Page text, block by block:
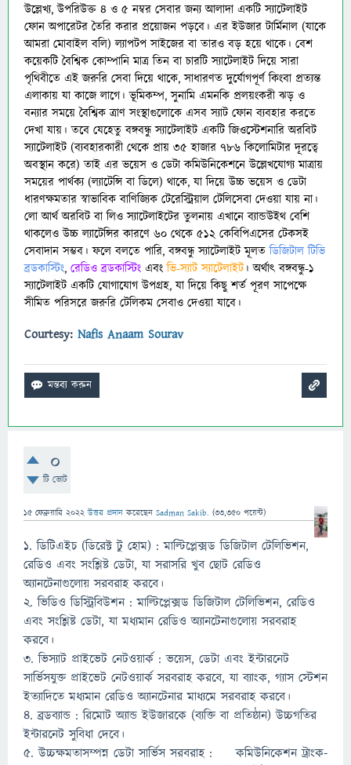
উল্লেখ্য, উপরিউক্ত ৪ ও ৫ নম্বর সেবার জন্য আলাদা একটি স্যাটেলাইট
ফোন অপারেটর তৈরি করার প্রয়োজন পড়বে। এর ইউজার টার্মিনাল (যাকে
আমরা মোবাইল বলি) ল্যাপটপ সাইজের বা তারও বড় হয়ে থাকে। বেশ
কয়েকটি বৈশ্বিক কোম্পানি মাত্র তিন বা চারটি স্যাটেলাইট দিয়ে সারা
পৃথিবীতে এই জরুরি সেবা দিয়ে থাকে, সাধারণত দুর্যোগপূর্ণ কিংবা প্রত্যন্ত
এলাকায় যা কাজে লাগে। ভূমিকম্প, সুনামি এমনকি প্রলয়ংকরী ঝড় ও
বন্যার সময়ে বৈশ্বিক ত্রাণ সংস্থাগুলোকে এসব স্যাট ফোন ব্যবহার করতে
দেখা যায়। তবে যেহেতু বঙ্গবন্ধু স্যাটেলাইট একটি জিওস্টেশনারি অরবিট
স্যাটেলাইট (ব্যবহারকারী থেকে প্রায় ৩৫ হাজার ৭৮৬ কিলোমিটার দূরত্বে
অবস্থান করে) তাই এর ভয়েস ও ডেটা কমিউনিকেশনে উল্লেখযোগ্য মাত্রায়
সময়ের পার্থক্য (ল্যাটেন্সি বা ডিলে) থাকে, যা দিয়ে উচ্চ ভয়েস ও ডেটা
ধারণক্ষমতার স্বাভাবিক বাণিজ্যিক টেরেস্ট্রিয়াল টেলিসেবা দেওয়া যায় না।
লো আর্থ অরবিট বা লিও স্যাটেলাইটের তুলনায় এখানে ব্যান্ডউইথ বেশি
থাকলেও উচ্চ ল্যাটেন্সির কারণে ৬০ থেকে ৫১২ কেবিপিএসের টেকসই
সেবাদান সম্ভব। ফলে বলতে পারি, বঙ্গবন্ধু স্যাটেলাইট মূলতডিজিটাল টিভি
ব্রডকাস্টিং, রেডিও ব্রডকাস্টিং এবংভি-স্যাট স্যাটেলাইট। অর্থাৎ বঙ্গবন্ধু-১
স্যাটেলাইট একটি যোগাযোগ উপগ্রহ, যা দিয়ে কিছু শর্ত পূরণ সাপেক্ষে
সীমিত পরিসরে জরুরি টেলিকম সেবাও দেওয়া যাবে।
Courtesy: Nafis Anaam Sourav
0
টি ভোট
15 ফেব্রুয়ারি 2022 উত্তর প্রদান করেছেন Sadman Sakib. (33,350 পয়েন্ট)
১. ডিটিএইচ (ডিরেক্ট টু হোম) : মাল্টিপ্লেক্সড ডিজিটাল টেলিভিশন,
রেডিও এবং সংশ্লিষ্ট ডেটা, যা সরাসরি খুব ছোট রেডিও
অ্যানটেনাগুলোয় সরবরাহ করবে।
২. ভিডিও ডিস্ট্রিবিউশন : মাল্টিপ্লেক্সড ডিজিটাল টেলিভিশন, রেডিও
এবং সংশ্লিষ্ট ডেটা, যা মধ্যমান রেডিও অ্যানটেনাগুলোয় সরবরাহ
করবে।
৩. ভিস্যাট প্রাইভেট নেটওয়ার্ক : ভয়েস, ডেটা এবং ইন্টারনেট
সার্ভিসযুক্ত প্রাইভেট নেটওয়ার্ক সরবরাহ করবে, যা ব্যাংক, গ্যাস স্টেশন
ইত্যাদিতে মধ্যমান রেডিও অ্যানটেনার মাধ্যমে সরবরাহ করবে।
৪. ব্রডব্যান্ড : রিমোট অ্যান্ড ইউজারকে (ব্যক্তি বা প্রতিষ্ঠান) উচ্চগতির
ইন্টারনেট সুবিধা দেবে।
৫. উচ্চক্ষমতাসম্পন্ন ডেটা সার্ভিস সরবরাহ : কমিউনিকেশন ট্রাংক-